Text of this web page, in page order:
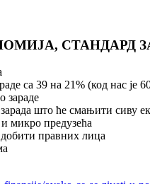
СТАНДАРД
са 39 на 21% (код нас је
зараде
што ће смањити сиву
микро предузећа
правних лица